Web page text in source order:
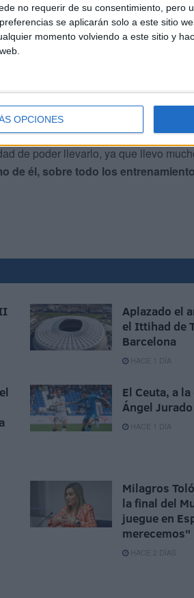
no requerir de su consentimiento, pero
se aplicarán solo a este sitio
momento volviendo a este sitio y
OPCIONES
Mohamed El Haddaouy ha sido el
que fue “un placer poder
antes porque estaba jugando en
de poder llevarlo, ya que llevo
de él, sobre todo los
Aplazado el
el Ittihad de
Barcelona
HACE 1 DÍA
El Ceuta, a
Ángel
HACE 1 DÍA
Milagros
la final del
juegue en
merecemos"
HACE 2 DÍAS